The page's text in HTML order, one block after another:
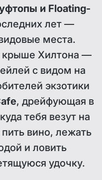
и Floating-
лет —
места.
Хилтона —
с видом на
экзотики
, дрейфующая в
тебя везут на
вино, лежать
и ловить
удочку.